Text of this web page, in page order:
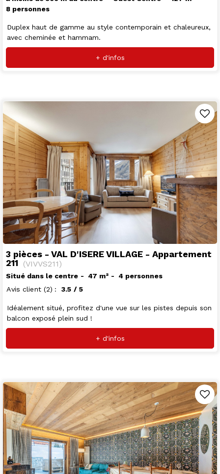
8 personnes
Duplex haut de gamme au style contemporain et chaleureux,
avec cheminée et hammam.
+ d'infos
3 pièces - VAL D'ISERE VILLAGE - Appartement
211
(VIVVS211)
Situé dans le centre 47 m²
4 personnes
Avis client (2) 3.5 / 5
Idéalement situé, profitez d'une vue sur les pistes depuis son
balcon exposé plein sud !
+ d'infos